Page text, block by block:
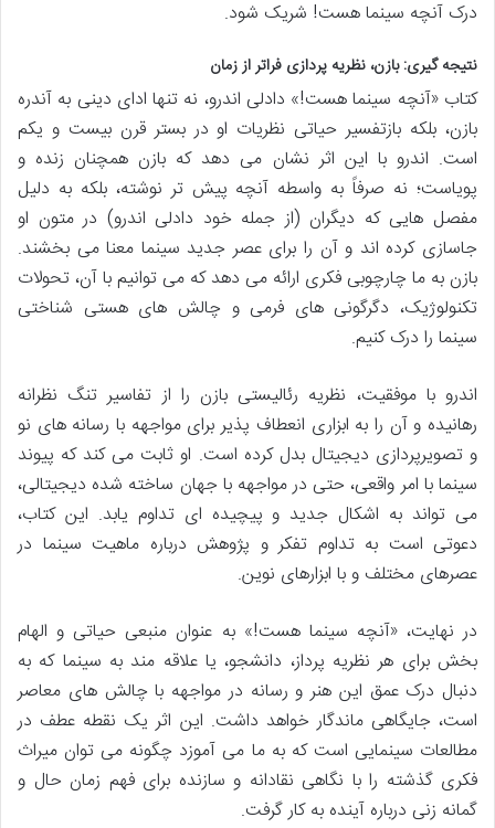
درک آنچه سینما هست! شریک شود.
نتیجه گیری: بازن، نظریه پردازی فراتر از زمان
کتاب «آنچه سینما هست!» دادلی اندرو، نه تنها ادای دینی به آندره
بازن، بلکه بازتفسیر حیاتی نظریات او در بستر قرن بیست و یکم
است. اندرو با این اثر نشان می دهد که بازن همچنان زنده و
پویاست؛ نه صرفاً به واسطه آنچه پیش تر نوشته، بلکه به دلیل
مفصل هایی که دیگران (از جمله خود دادلی اندرو) در متون او
جاسازی کرده اند و آن را برای عصر جدید سینما معنا می بخشند.
بازن به ما چارچوبی فکری ارائه می دهد که می توانیم با آن، تحولات
تکنولوژیک، دگرگونی های فرمی و چالش های هستی شناختی
سینما را درک کنیم.
اندرو با موفقیت، نظریه رئالیستی بازن را از تفاسیر تنگ نظرانه
رهانیده و آن را به ابزاری انعطاف پذیر برای مواجهه با رسانه های نو
و تصویرپردازی دیجیتال بدل کرده است. او ثابت می کند که پیوند
سینما با امر واقعی، حتی در مواجهه با جهان ساخته شده دیجیتالی،
می تواند به اشکال جدید و پیچیده ای تداوم یابد. این کتاب،
دعوتی است به تداوم تفکر و پژوهش درباره ماهیت سینما در
عصرهای مختلف و با ابزارهای نوین.
در نهایت، «آنچه سینما هست!» به عنوان منبعی حیاتی و الهام
بخش برای هر نظریه پرداز، دانشجو، یا علاقه مند به سینما که به
دنبال درک عمق این هنر و رسانه در مواجهه با چالش های معاصر
است، جایگاهی ماندگار خواهد داشت. این اثر یک نقطه عطف در
مطالعات سینمایی است که به ما می آموزد چگونه می توان میراث
فکری گذشته را با نگاهی نقادانه و سازنده برای فهم زمان حال و
گمانه زنی درباره آینده به کار گرفت.